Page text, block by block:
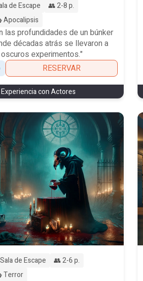
de Escape
👥 2-8 p.
Apocalipsis
las profundidades de un búnker
décadas atrás se llevaron a
experimentos."
RESERVAR
Experiencia con Actores
de Escape
👥 2-6 p.
Terror